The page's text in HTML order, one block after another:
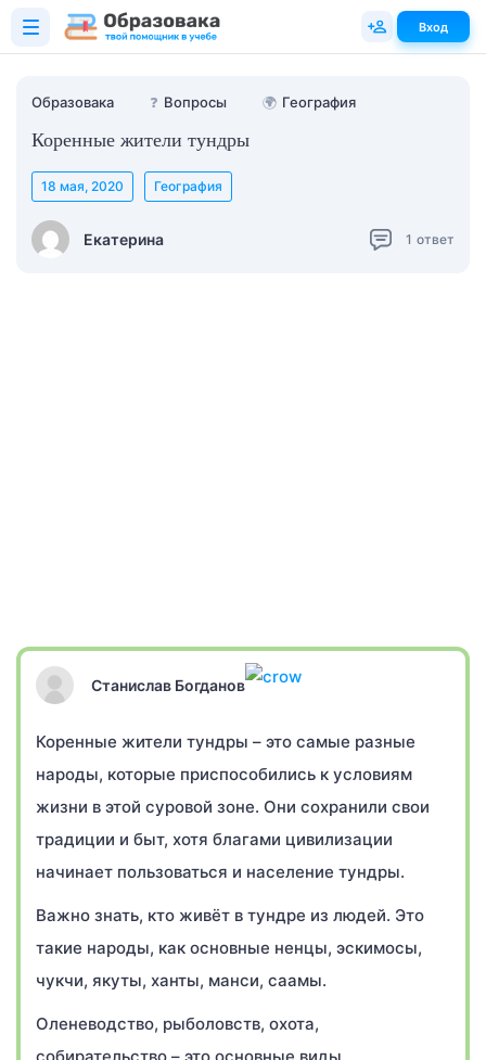
Образовака ❓ Вопросы 🌍 География
Коренные жители тундры
Екатерина
18 мая, 2020 География
1 ответ
Станислав Богданов
Коренные жители тундры – это самые разные
народы, которые приспособились к условиям
жизни в этой суровой зоне. Они сохранили свои
традиции и быт, хотя благами цивилизации
начинает пользоваться и население тундры.
Важно знать, кто живёт в тундре из людей. Это
такие народы, как основные ненцы, эскимосы,
чукчи, якуты, ханты, манси, саамы.
Оленеводство, рыболовств, охота,
Вход